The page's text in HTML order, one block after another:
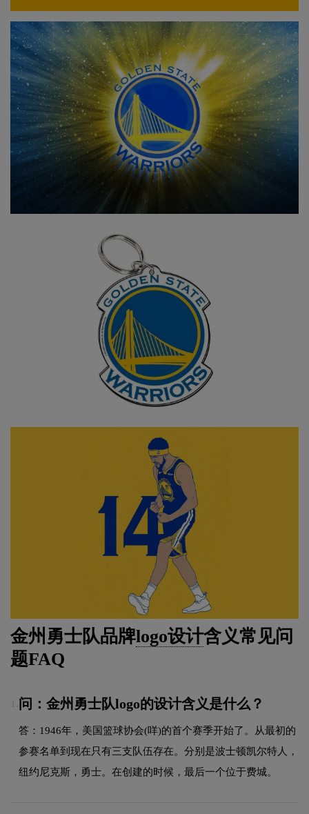
金州勇士队品牌logo设计含义常见问
题FAQ
问：金州勇士队logo的设计含义是什么？
答：1946年，美国篮球协会(咩)的首个赛季开始了。从最初的
参赛名单到现在只有三支队伍存在。分别是波士顿凯尔特人，
纽约尼克斯，勇士。在创建的时候，最后一个位于费城。